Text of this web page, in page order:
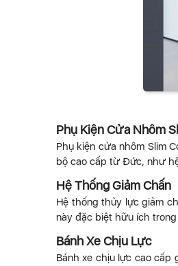
Phụ Kiện Cửa Nhôm
Phụ kiện cửa nhôm Slim
bộ cao cấp từ Đức, như
Hệ Thống Giảm Chấn
Hệ thống thủy lực giảm
này đặc biệt hữu ích
Bánh Xe Chịu Lực
Bánh xe chịu lực cao cấp